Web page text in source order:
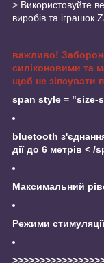
> Використовуйте
виробів та іграшок
важливо!
силіконовими та
щоб не зіпсувати
span style = "size-
bluetooth
дії до 6 метрів < /
Максимальний
Режими